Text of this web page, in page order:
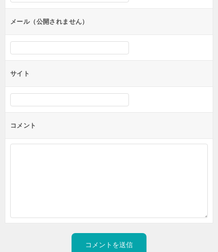
メール（公開されません）
サイト
コメント